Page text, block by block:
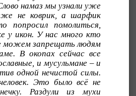
намаз мы узнали уже
не коврик, а шарфик
попросил помолиться,
у икон. У нас много кто
можем запрещать людям
В окопах сейчас все
и мусульмане – и
одной нечистой силы.
Это было всё не
Раздули из мухи